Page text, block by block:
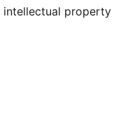
intellectual property